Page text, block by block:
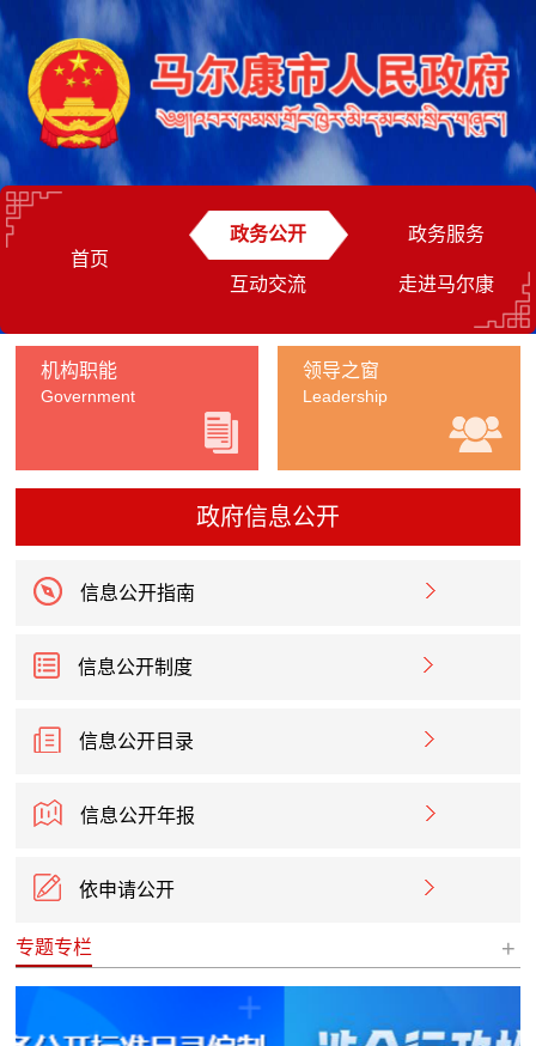
首页
政务公开 政务服务
互动交流 走进马尔康
机构职能
Government
领导之窗
Leadership
政府信息公开
信息公开指南
信息公开制度
信息公开目录
信息公开年报
依申请公开
专题专栏 +